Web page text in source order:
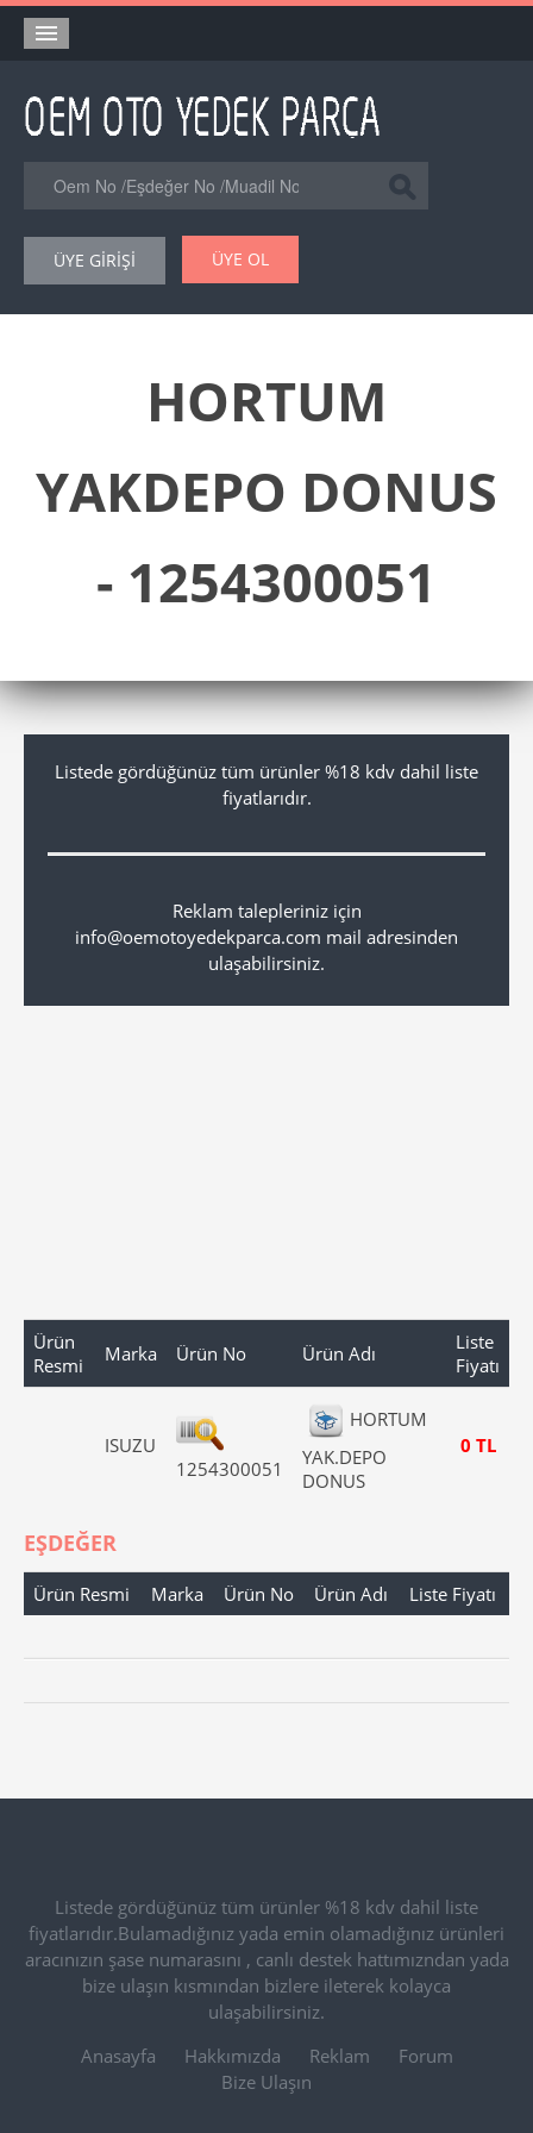
Orjinal Yedek Parça
Eşdeğer Muadil Yedek Parça
Şase Numarası VIN Yedekparça Sorgulama
Hakkımızda
ÜYE GİRİŞİ ÜYE OL
HORTUM
YAKDEPO DONUS
- 1254300051
Listede gördüğünüz tüm ürünler %18 kdv dahil liste
fiyatlarıdır.
Reklam talepleriniz için
info@oemotoyedekparca.com mail adresinden
ulaşabilirsiniz.
Ürün
Resmi
Marka Ürün No Ürün Adı
Liste
Fiyatı
ISUZU
1254300051
HORTUM
YAK.DEPO
DONUS
0 TL
EŞDEĞER
Ürün Resmi Marka Ürün No Ürün Adı Liste Fiyatı
Listede gördüğünüz tüm ürünler %18 kdv dahil liste
fiyatlarıdır.Bulamadığınız yada emin olamadığınız ürünleri
aracınızın şase numarasını , canlı destek hattımızndan yada
bize ulaşın kısmından bizlere ileterek kolayca
ulaşabilirsiniz.
Anasayfa
Hakkımızda Reklam
Forum
Bize Ulaşın